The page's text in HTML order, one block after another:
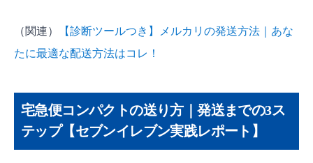
（関連）
【診断ツールつき】メルカリの発送方法｜あな
たに最適な配送方法はコレ！
宅急便コンパクトの送り方｜発送までの3ス
テップ【セブンイレブン実践レポート】